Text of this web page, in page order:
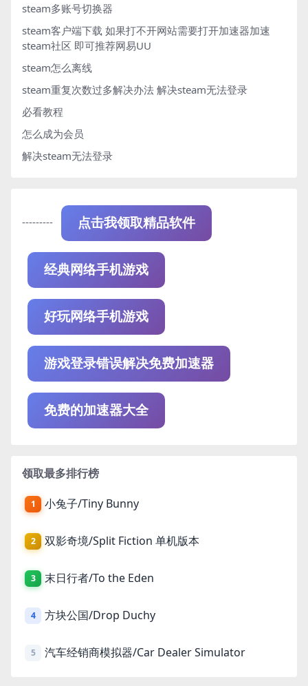
steam多账号切换器
steam客户端下载 如果打不开网站需要打开加速器加速
steam社区 即可推荐网易UU
steam怎么离线
steam重复次数过多解决办法 解决steam无法登录
必看教程
怎么成为会员
解决steam无法登录
--------- 点击我领取精品软件
经典网络手机游戏
好玩网络手机游戏
游戏登录错误解决免费加速器
免费的加速器大全
领取最多排行榜
1 小兔子/Tiny Bunny
2 双影奇境/Split Fiction 单机版本
3 末日行者/To the Eden
4 方块公国/Drop Duchy
5 汽车经销商模拟器/Car Dealer Simulator